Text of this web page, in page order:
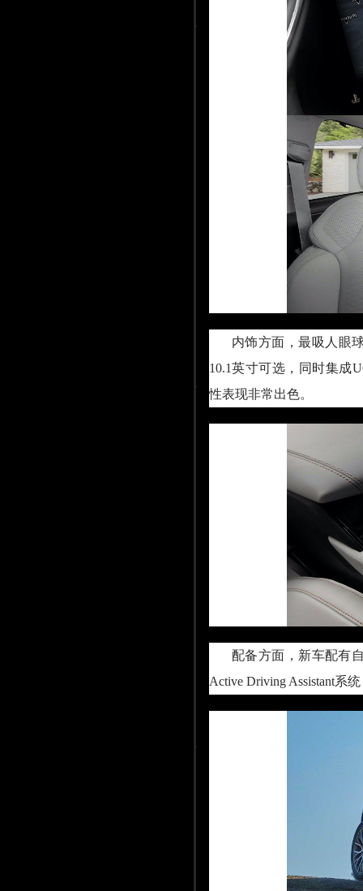
内饰方面，最吸人眼
10.1英寸可选，同时集成
性表现非常出色。
配备方面，新车配有
Active Driving Assistant系